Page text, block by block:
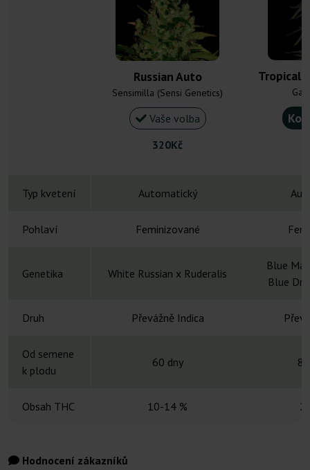
Russian Auto
Sensimilla (Sensi Genetics)
Vaše volba
320Kč
Tropical
Typ kvetení Automatický
Pohlaví Feminizované
Genetika White Russian x Ruderalis
Blue
Blue
Druh Převážně Indica
Od semene
k plodu
60 dny
Obsah THC 10-14 %
Hodnocení zákazníků